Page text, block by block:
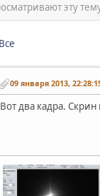
эту
Все
09 января 2013,
Вот два кадра. Скрин